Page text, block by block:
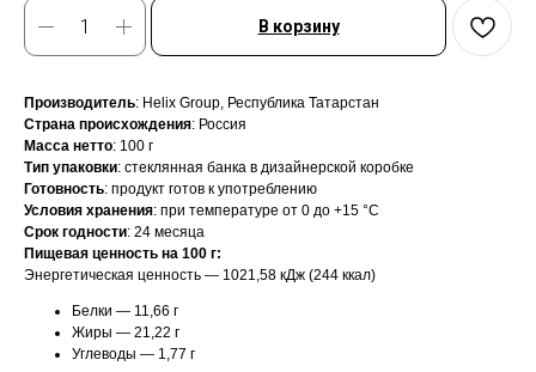
В корзину
Производитель: Helix Group, Республика Татарстан
Страна происхождения: Россия
Масса нетто: 100 г
Тип упаковки: стеклянная банка в дизайнерской коробке
Готовность: продукт готов к употреблению
Условия хранения: при температуре от 0 до +15 °C
Срок годности: 24 месяца
Пищевая ценность на 100 г:
Энергетическая ценность — 1021,58 кДж (244 ккал)
Белки — 11,66 г
Жиры — 21,22 г
Углеводы — 1,77 г